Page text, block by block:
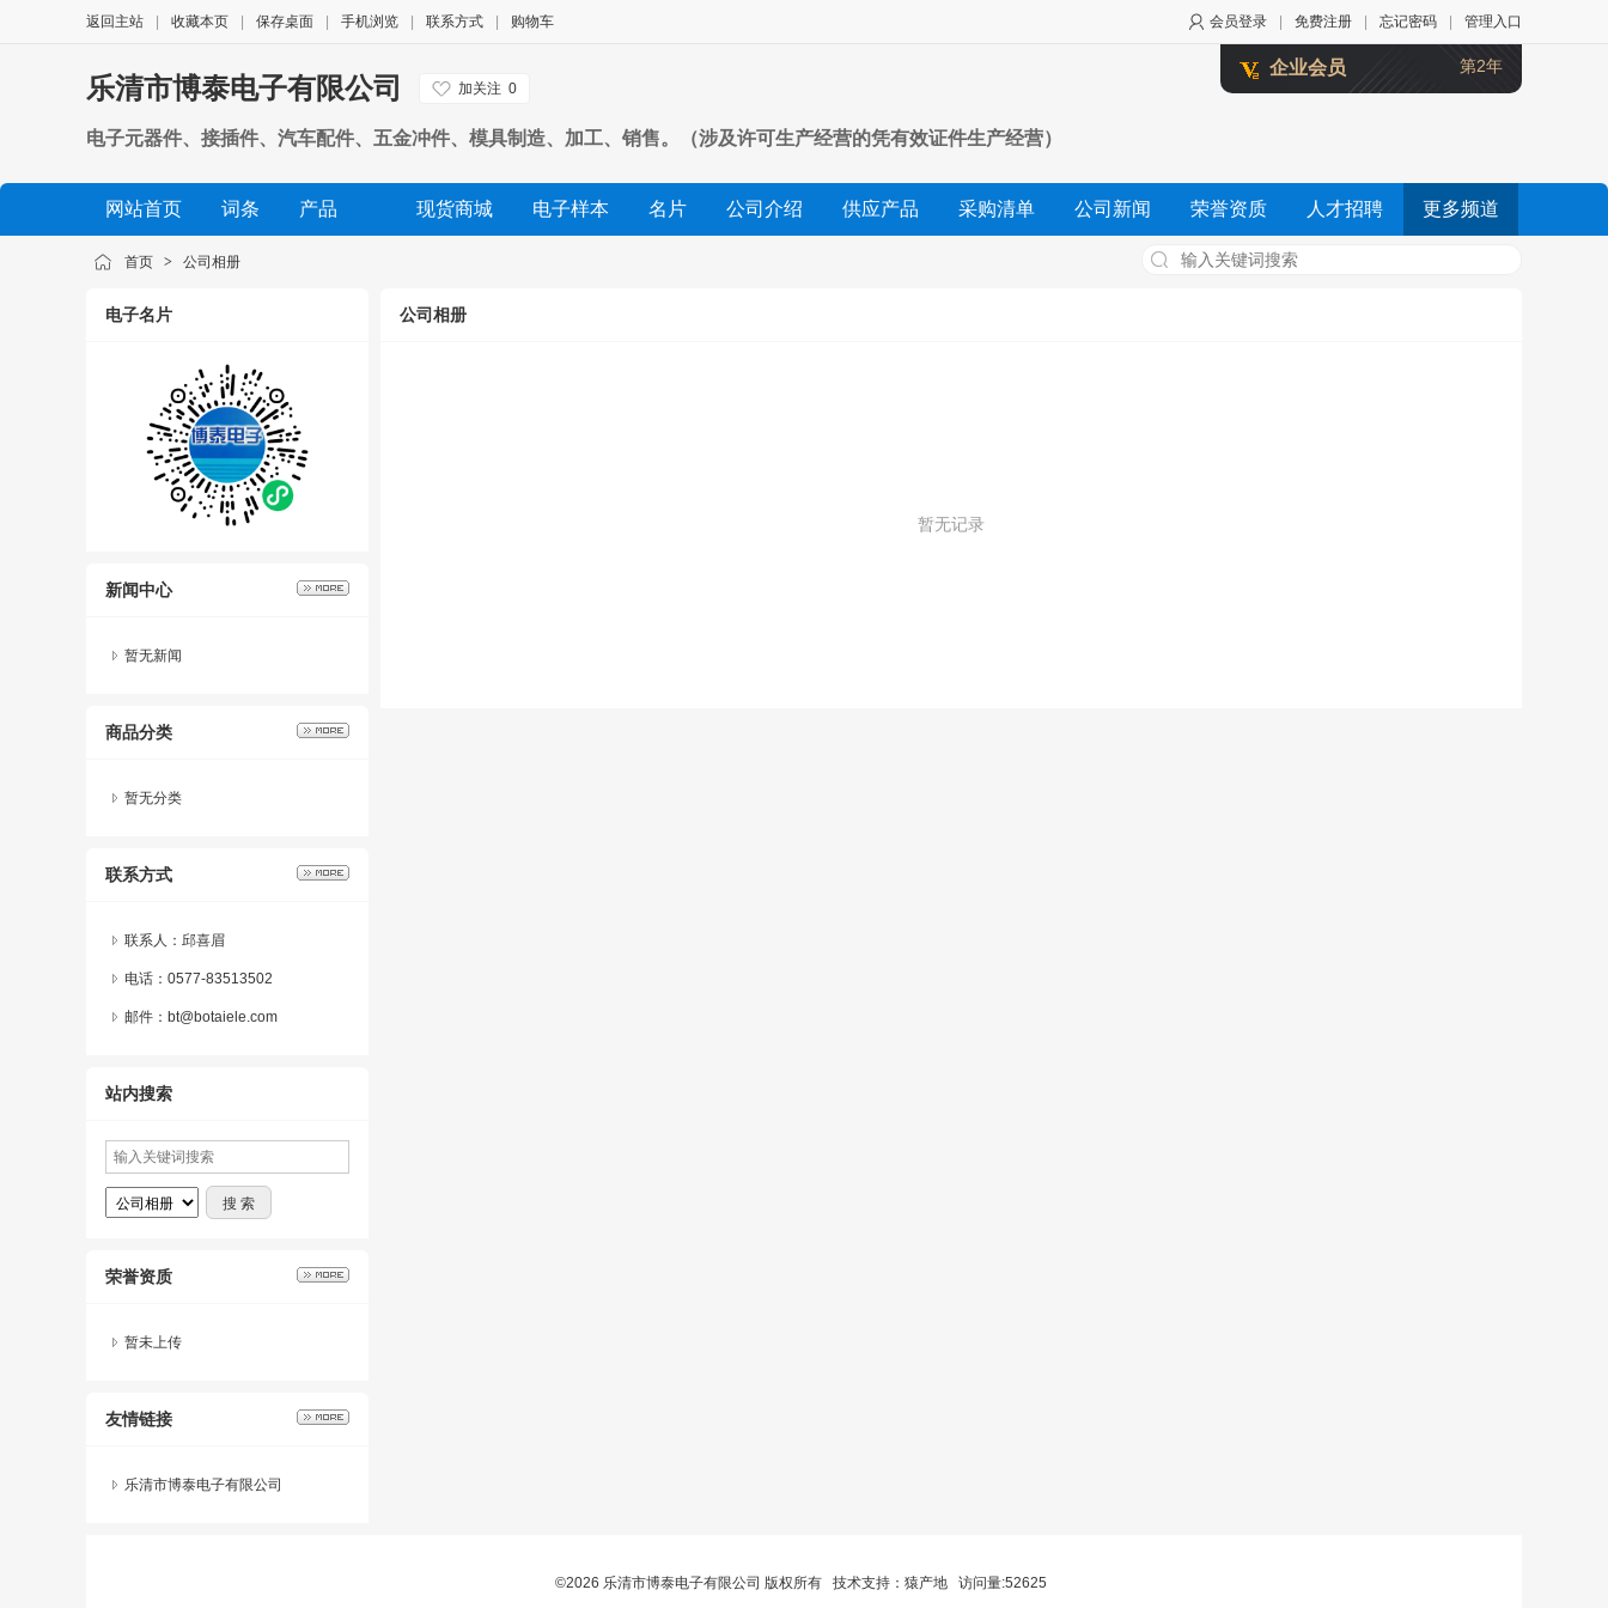
会员登录 免费注册 忘记密码 管理入口
返回主站 收藏本页 保存桌面 手机浏览 联系方式 购物车
企业会员 第2年
乐清市博泰电子有限公司 加关注 0
电子元器件、接插件、汽车配件、五金冲件、模具制造、加工、销售。（涉及许可生产经营的凭有效证件生产经营）
网站首页 词条 产品 现货商城 电子样本 名片 公司介绍 供应产品 采购清单 公司新闻 荣誉资质 人才招聘 更多频道
公司相册 品牌展示
首页 > 公司相册
电子名片
新闻中心
暂无新闻
商品分类
暂无分类
联系方式
联系人：邱喜眉
电话：0577-83513502
邮件：bt@botaiele.com
站内搜索
荣誉资质
暂未上传
友情链接
乐清市博泰电子有限公司
公司相册
暂无记录
©2026 乐清市博泰电子有限公司 版权所有 技术支持： 猿产地访问量:52625